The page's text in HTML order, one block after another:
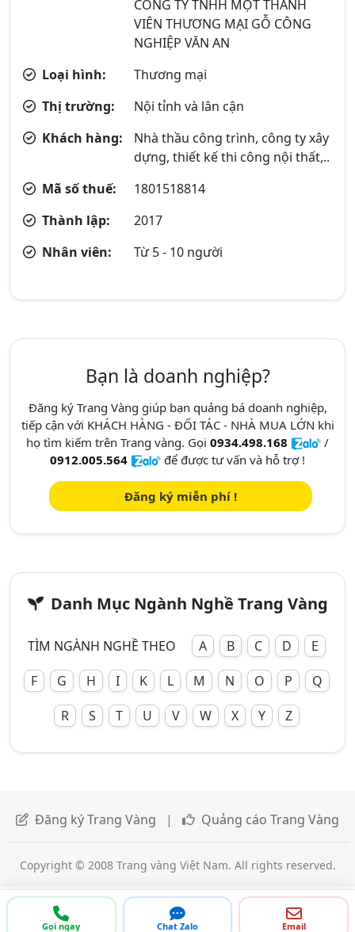
CÔNG TY TNHH MỘT THÀNH
VIÊN THƯƠNG MẠI GỖ CÔNG
NGHIỆP VĂN AN
Loại hình:
Thương mại
Thị trường:
Nội tỉnh và lân cận
Khách hàng:
Nhà thầu công trình, công ty xây
dựng, thiết kế thi công nội thất,..
Mã số thuế:
1801518814
Thành lập:
2017
Nhân viên:
Từ 5 - 10 người
Gọi ngay Chat Zalo Email
Bạn là doanh nghiệp?
Đăng ký Trang Vàng giúp bạn quảng bá doanh nghiệp,
tiếp cận với KHÁCH HÀNG - ĐỐI TÁC - NHÀ MUA LỚN khi
họ tìm kiếm trên Trang vàng. Gọi 0934.498.168
/
0912.005.564
để được tư vấn và hỗ trợ !
Đăng ký miễn phí !
Danh Mục Ngành Nghề Trang Vàng
TÌM NGÀNH NGHỀ THEO A B C D
E
F
G H I K L M N O P
Q
R
S T U V W X Y Z
Đăng ký Trang Vàng | Quảng cáo Trang Vàng
Copyright © 2008 Trang vàng Việt Nam. All rights reserved.